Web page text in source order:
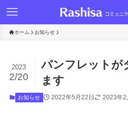
ホーム お知らせ
パンフレットが
ます
2023
2/20
お知らせ 2022年5月22日 2023年2